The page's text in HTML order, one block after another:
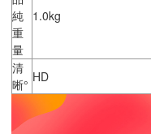
純
重
量
1.0kg
清
晰° HD